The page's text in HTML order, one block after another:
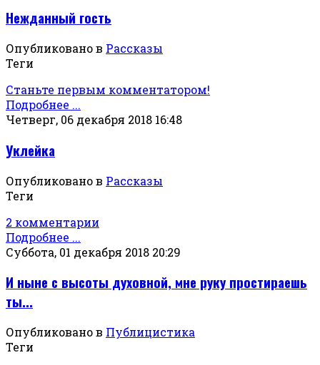
Нежданный гость
Опубликовано в Рассказы
Теги
Станьте первым комментатором!
Подробнее ...
Четверг, 06 декабря 2018 16:48
Уклейка
Опубликовано в Рассказы
Теги
2 комментарии
Подробнее ...
Суббота, 01 декабря 2018 20:29
И ныне с высоты духовной, мне руку простираешь
ты...
Опубликовано в Публицистика
Теги